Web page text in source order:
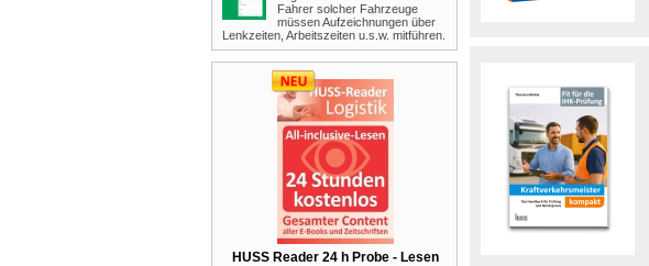
Fahrer solcher Fahrzeuge
müssen Aufzeichnungen über
Lenkzeiten, Arbeitszeiten u.s.w. mitführen.
HUSS Reader 24 h Probe - Lesen